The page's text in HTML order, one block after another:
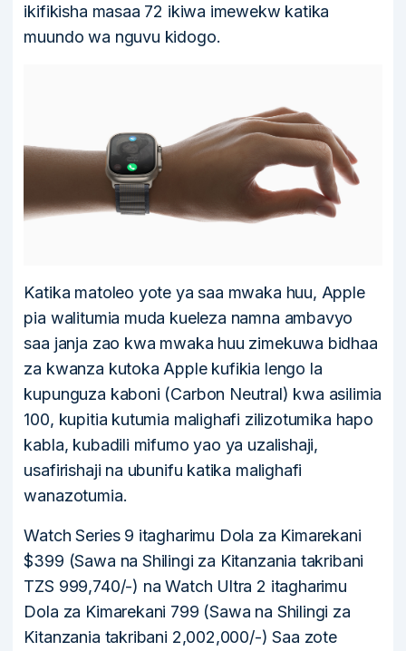
ikifikisha masaa 72 ikiwa imewekw katika
muundo wa nguvu kidogo.
Katika matoleo yote ya saa mwaka huu, Apple
pia walitumia muda kueleza namna ambavyo
saa janja zao kwa mwaka huu zimekuwa bidhaa
za kwanza kutoka Apple kufikia lengo la
kupunguza kaboni (Carbon Neutral) kwa asilimia
100, kupitia kutumia malighafi zilizotumika hapo
kabla, kubadili mifumo yao ya uzalishaji,
usafirishaji na ubunifu katika malighafi
wanazotumia.
Watch Series 9 itagharimu Dola za Kimarekani
$399 (Sawa na Shilingi za Kitanzania takribani
TZS 999,740/-) na Watch Ultra 2 itagharimu
Dola za Kimarekani 799 (Sawa na Shilingi za
Kitanzania takribani 2,002,000/-) Saa zote